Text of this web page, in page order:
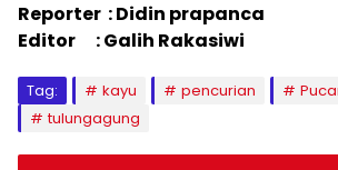
Reporter : Didin prapanca
Editor : Galih Rakasiwi
Tag: kayu pencurian
tulungagung